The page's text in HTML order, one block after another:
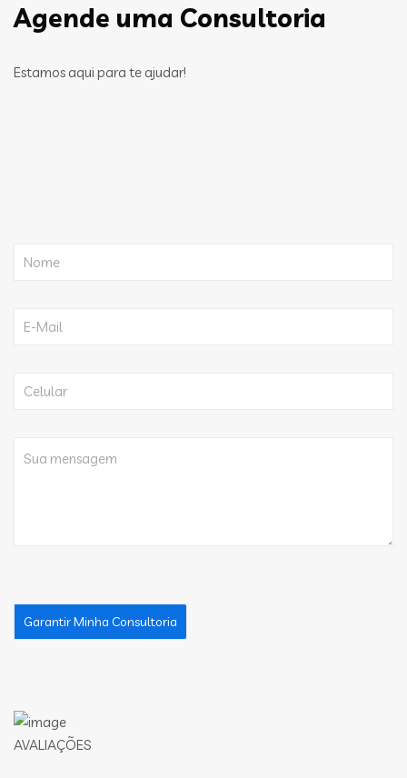
Agende uma Consultoria
Estamos aqui para te ajudar!
AVALIAÇÕES